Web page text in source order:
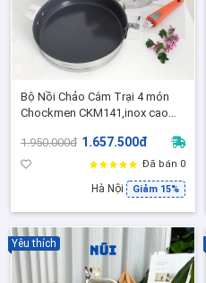
Bộ Nồi Chảo Cắm Trại 4 món
Chockmen CKM141,inox cao
rời
1.950.000đ 1.657.500đ
Đã bán 0
Hà Nội Giảm 15%
Yêu thích